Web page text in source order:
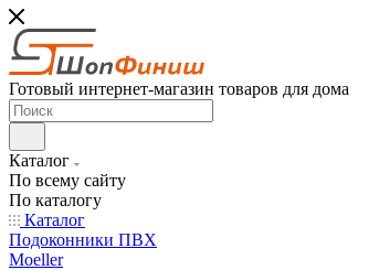
Готовый интернет-магазин товаров для дома
Каталог
По всему сайту
По каталогу
Каталог
Подоконники ПВХ
Moeller